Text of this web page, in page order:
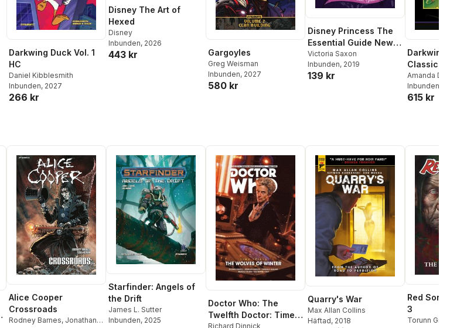
Darkwing Duck Vol. 1
HC
Daniel Kibblesmith
Inbunden, 2027
266 kr
Disney The Art of
Hexed
Disney
Inbunden, 2026
443 kr Gargoyles
Greg Weisman
Inbunden, 2027
580 kr
Disney Princess The
Essential Guide New
Edition
Victoria Saxon
Inbunden, 2019
139 kr
Darkwing
Classics HC
Amanda Deibert
Inbunden
615 kr
Alice Cooper
Crossroads
Rodney Barnes, Jonathan
Starfinder: Angels of
the Drift
James L. Sutter
Inbunden, 2025
Doctor Who: The
Twelfth Doctor: Time
Richard Dinnick
Quarry's War
Max Allan Collins
Häftad, 2018
Red Sonja
3
Torunn Grønbekk